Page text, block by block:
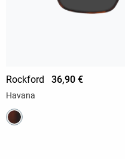
Rockford 36,90 €
Havana